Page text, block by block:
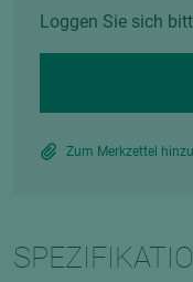
Loggen Sie sich
Zum Merkzettel